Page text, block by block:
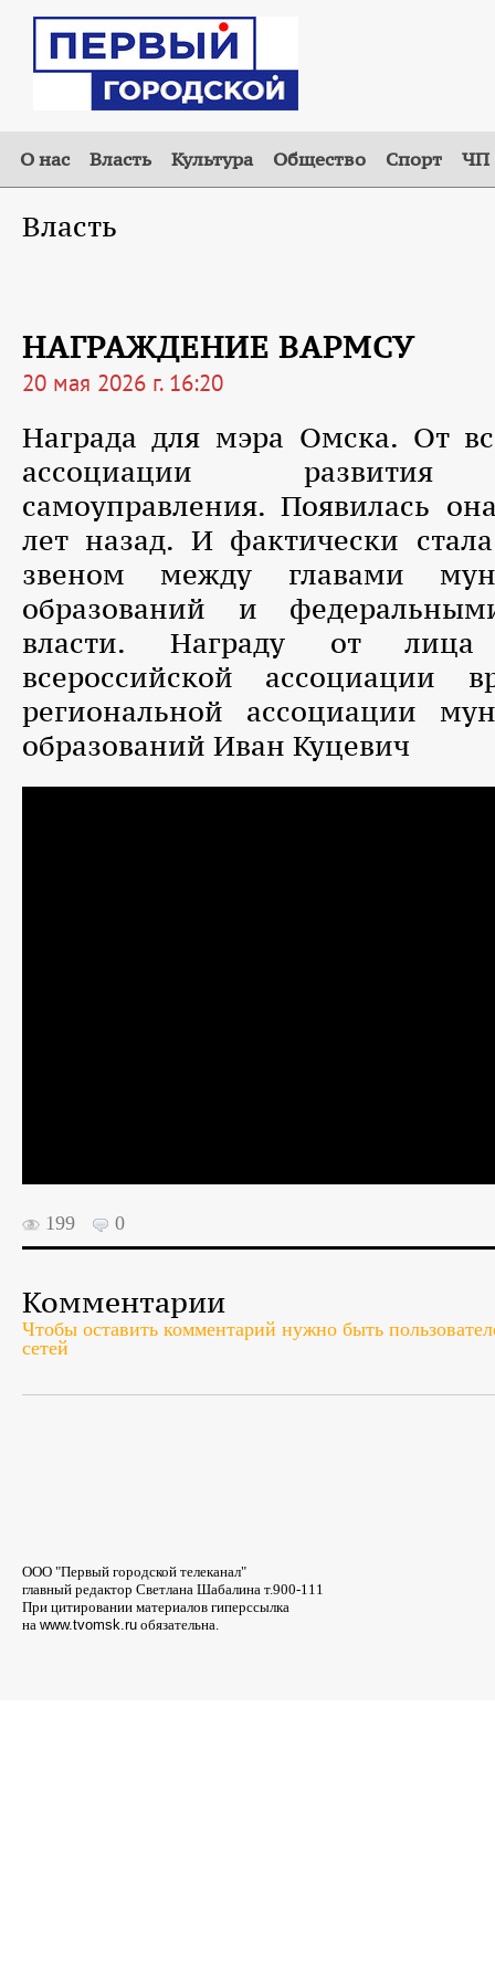
О нас Власть Культура Общество Спорт ЧП
Власть
НАГРАЖДЕНИЕ ВАРМСУ
20 мая 2026 г. 16:20
Награда для мэра Омска. От
ассоциации развития
самоуправления. Появилась
лет назад. И фактически
звеном между главами
образований и
власти. Награду от лица
всероссийской ассоциации
региональной ассоциации
образований Иван Куцевич
199 0
Комментарии
Чтобы оставить комментарий нужно быть
сетей
ООО "Первый городской телеканал"
главный редактор Светлана Шабалина т.900-111
При цитировании материалов гиперссылка
на www.tvomsk.ru обязательна.